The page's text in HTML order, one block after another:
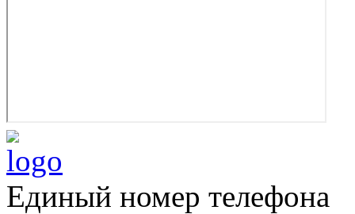
Единый номер телефона